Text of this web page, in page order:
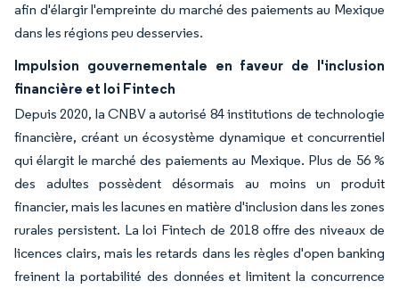
afin d'élargir l'empreinte du marché des paiements au Mexique
dans les régions peu desservies.
Impulsion gouvernementale en faveur de l'inclusion
financière et loi Fintech
Depuis 2020, la CNBV a autorisé 84 institutions de technologie
financière, créant un écosystème dynamique et concurrentiel
qui élargit le marché des paiements au Mexique. Plus de 56 %
des adultes possèdent désormais au moins un produit
financier, mais les lacunes en matière d'inclusion dans les zones
rurales persistent. La loi Fintech de 2018 offre des niveaux de
licences clairs, mais les retards dans les règles d'open banking
freinent la portabilité des données et limitent la concurrence